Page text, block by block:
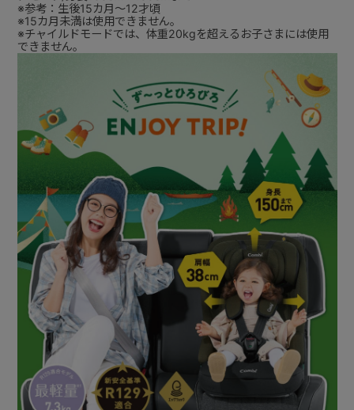
※参考：生後15カ月～12才頃
※15カ月未満は使用できません。
※チャイルドモードでは、体重20kgを超えるお子さまには使用
できません。